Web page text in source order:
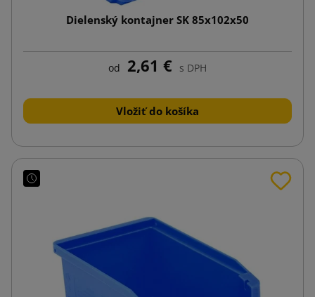
Dielenský kontajner SK 85x102x50
od 2,61 € s DPH
Vložiť do košíka